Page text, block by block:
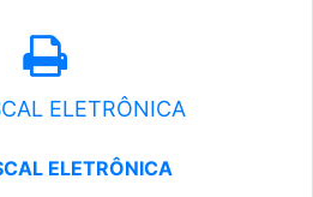
ELETRÔNICA
ELETRÔNICA